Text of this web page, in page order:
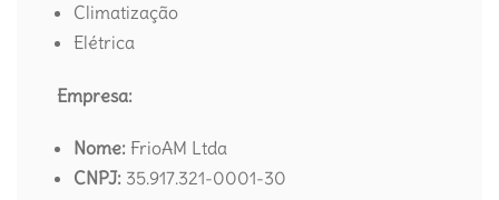
Climatização
Elétrica
Empresa:
Nome: FrioAM Ltda
CNPJ: 35.917.321-0001-30